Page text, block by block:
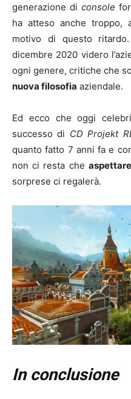
generazione di console
ha atteso anche troppo,
motivo di questo
dicembre 2020 videro
ogni genere, critiche che
nuova filosofia aziendale.
Ed ecco che oggi
successo di CD Projekt
quanto fatto 7 anni fa e
non ci resta che
sorprese ci regalerà.
In conclusione